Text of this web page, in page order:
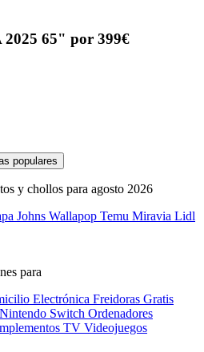
65" por 399€
populares
y chollos para agosto 2026
Johns Wallapop Temu Miravia Lidl
para
Electrónica Freidoras Gratis
Nintendo Switch Ordenadores
TV Videojuegos